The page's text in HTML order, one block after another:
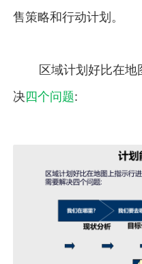
售策略和行动计划。
区域计划好比在
决四个问题: